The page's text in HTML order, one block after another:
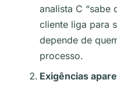
analista C “sabe
cliente liga para
depende de
processo.
Exigências